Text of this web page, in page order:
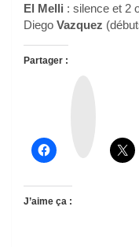
El Melli : silence et 2
Diego Vazquez
Partager :
J’aime ça :